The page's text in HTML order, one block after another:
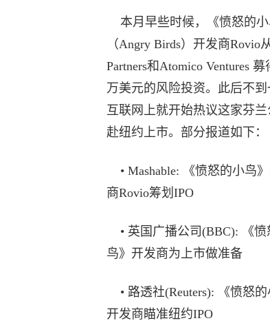
本月早些时候，《愤怒的小
（Angry Birds）开发商Rovio
Partners和Atomico Ventures 募
万美元的风险投资。此后不到
互联网上就开始热议这家芬
赴纽约上市。部分报道如下：
• Mashable: 《愤怒的小鸟
商Rovio筹划IPO
• 英国广播公司(BBC): 《愤
鸟》开发商为上市做准备
• 路透社(Reuters): 《愤怒的
开发商瞄准纽约IPO